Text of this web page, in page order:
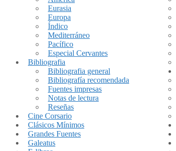
Eurasia
Europa
Índico
Mediterráneo
Pacífico
Especial Cervantes
Bibliografia
Bibliografia general
Bibliografía recomendada
Fuentes impresas
Notas de lectura
Reseñas
Cine Corsario
Clásicos Mínimos
Grandes Fuentes
Galeatus